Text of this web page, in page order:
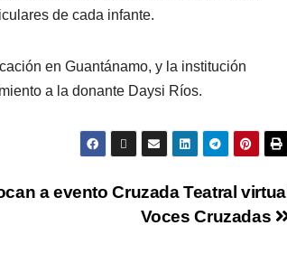
de cada infante.
en Guantánamo, y la institución
a la donante Daysi Ríos.
a evento Cruzada Teatral virtual
Voces Cruzadas